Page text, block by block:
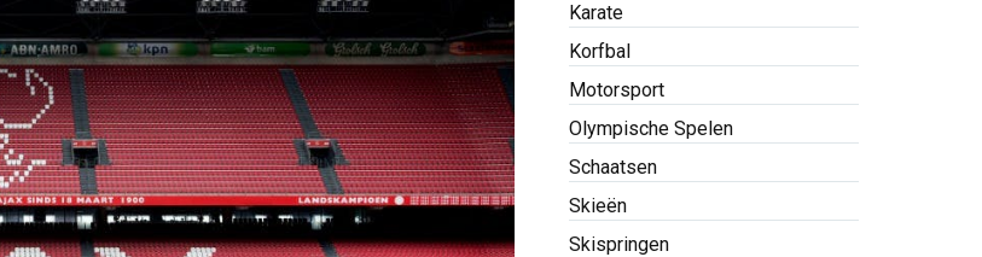
Karate
Korfbal
Motorsport
Olympische Spelen
Schaatsen
Skieën
Skispringen